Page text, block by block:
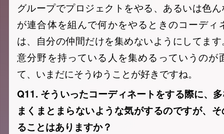
グループでプロジェクトをやる、あるいは色
が連合体を組んで何かをやるときのコーディ
は、自分の仲間だけを集めないようにしてま
意分野を持っている人を集めるっていうのが
て、いまだにそうゆうことが好きですね。
Q11. そういったコーディネートをする際に、
まくまとまらないような気がするのですが、
ることはありますか？